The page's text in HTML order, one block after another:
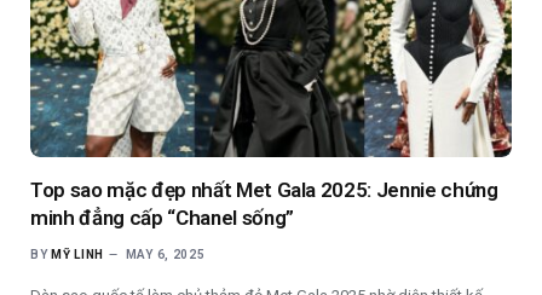
Top sao mặc đẹp nhất Met Gala 2025: Jennie chứng
minh đẳng cấp “Chanel sống”
BY MỸ LINH MAY 6, 2025